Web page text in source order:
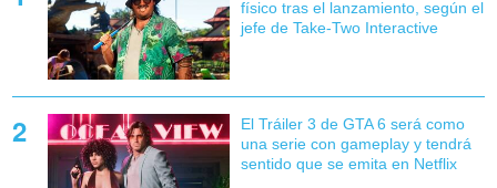
físico tras el lanzamiento, según el
jefe de Take-Two Interactive
El Tráiler 3 de GTA 6 será como
una serie con gameplay y tendrá
sentido que se emita en Netflix